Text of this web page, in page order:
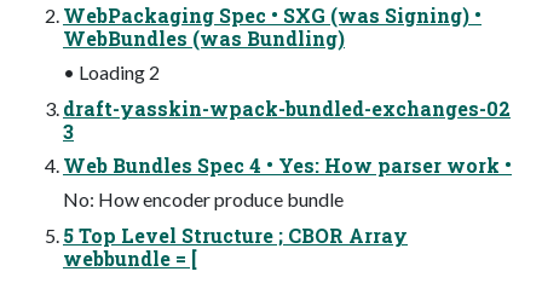
WebPackaging Spec • SXG (was Signing) •
WebBundles (was Bundling)
• Loading 2
draft-yasskin-wpack-bundled-exchanges-02
3
Web Bundles Spec 4 • Yes: How parser work •
No: How encoder produce bundle
5 Top Level Structure ; CBOR Array
webbundle = [